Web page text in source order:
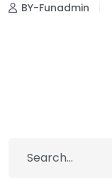
BY-Funadmin